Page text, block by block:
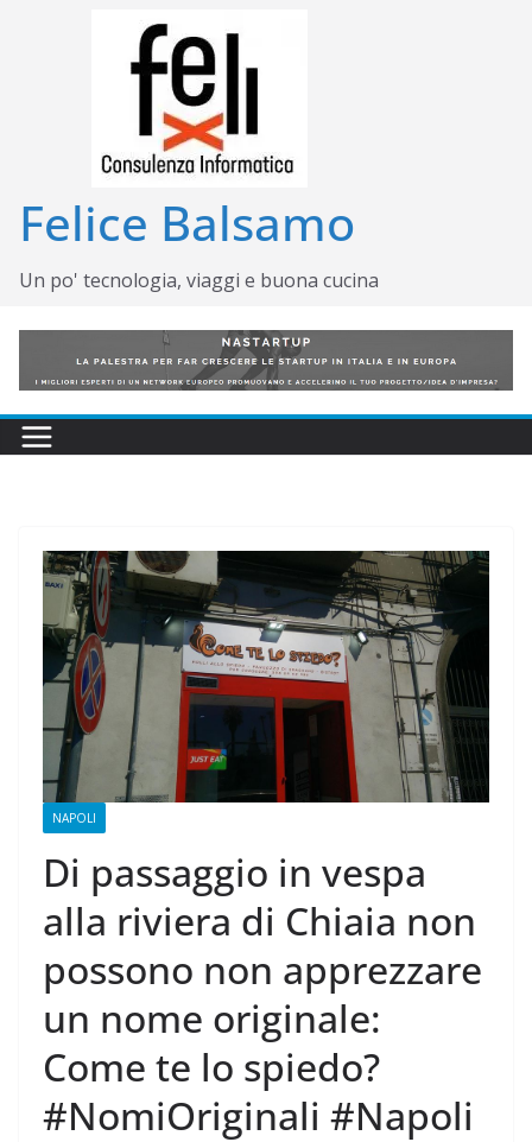
Felice Balsamo
Un po' tecnologia, viaggi e buona cucina
NAPOLI
Di passaggio in vespa
alla riviera di Chiaia non
possono non apprezzare
un nome originale:
Come te lo spiedo?
#NomiOriginali #Napoli